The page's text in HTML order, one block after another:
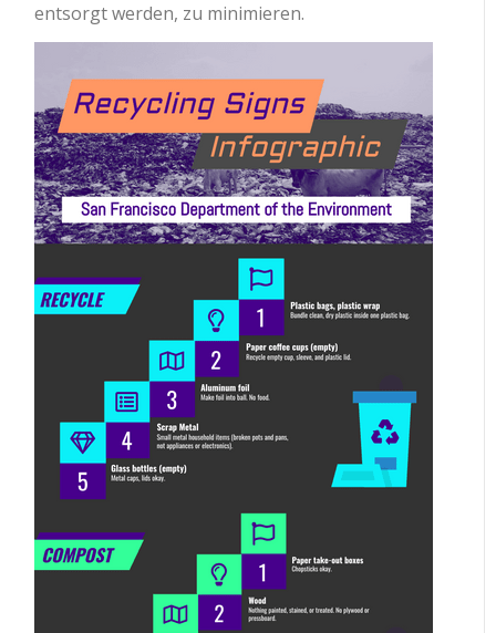
entsorgt werden, zu minimieren.